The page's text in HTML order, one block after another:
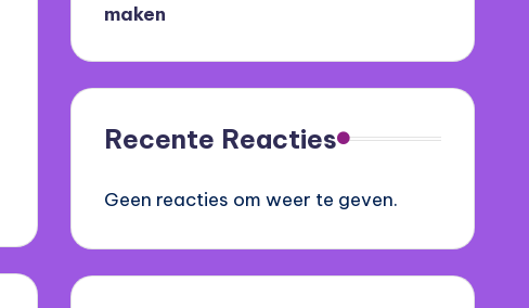
maken
Recente Reacties
Geen reacties om weer te geven.